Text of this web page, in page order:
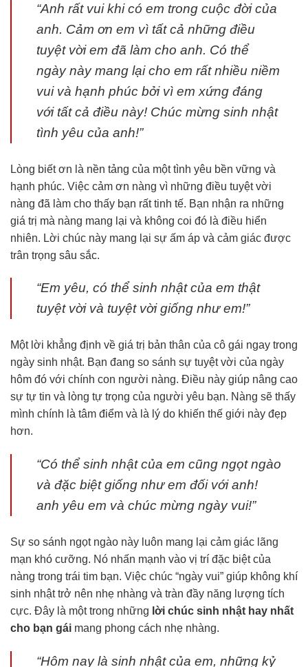
“Anh rất vui khi có em trong cuộc đời của
anh. Cảm ơn em vì tất cả những điều
tuyệt vời em đã làm cho anh. Có thể
ngày này mang lại cho em rất nhiều niềm
vui và hạnh phúc bởi vì em xứng đáng
với tất cả điều này! Chúc mừng sinh nhật
tình yêu của anh!”
Lòng biết ơn là nền tảng của một tình yêu bền vững và
hạnh phúc. Việc cảm ơn nàng vì những điều tuyệt vời
nàng đã làm cho thấy bạn rất tinh tế. Bạn nhận ra những
giá trị mà nàng mang lại và không coi đó là điều hiển
nhiên. Lời chúc này mang lại sự ấm áp và cảm giác được
trân trọng sâu sắc.
“Em yêu, có thể sinh nhật của em thật
tuyệt vời và tuyệt vời giống như em!”
Một lời khẳng định về giá trị bản thân của cô gái ngay trong
ngày sinh nhật. Bạn đang so sánh sự tuyệt vời của ngày
hôm đó với chính con người nàng. Điều này giúp nâng cao
sự tự tin và lòng tự trọng của người yêu bạn. Nàng sẽ thấy
mình chính là tâm điểm và là lý do khiến thế giới này đẹp
hơn.
“Có thể sinh nhật của em cũng ngọt ngào
và đặc biệt giống như em đối với anh!
anh yêu em và chúc mừng ngày vui!”
Sự so sánh ngọt ngào này luôn mang lại cảm giác lãng
mạn khó cưỡng. Nó nhấn mạnh vào vị trí đặc biệt của
nàng trong trái tim bạn. Việc chúc “ngày vui” giúp không khí
sinh nhật trở nên nhẹ nhàng và tràn đầy năng lượng tích
cực. Đây là một trong những lời chúc sinh nhật hay nhất
cho bạn gái mang phong cách nhẹ nhàng.
“Hôm nay là sinh nhật của em, những kỷ